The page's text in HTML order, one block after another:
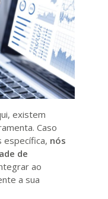
existem
Caso
específica, nós
de
ao
a sua